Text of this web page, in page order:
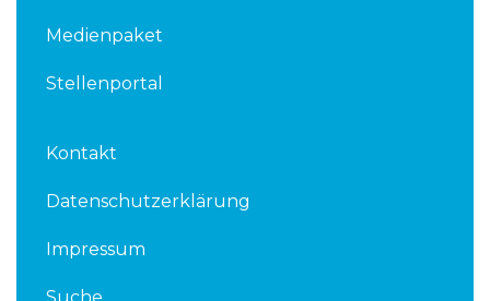
Medienpaket
Stellenportal
Kontakt
Datenschutzerklärung
Impressum